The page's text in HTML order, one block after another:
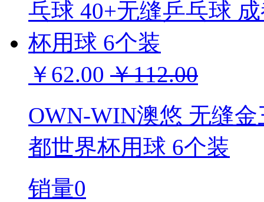
￥62.00 ￥112.00
OWN-WIN澳悠 无缝
都世界杯用球 6个装
销量0